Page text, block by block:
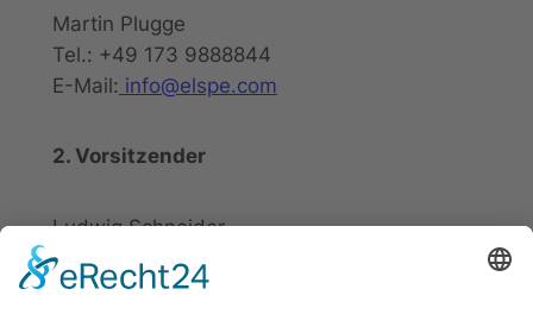
Martin Plugge
Tel.: +49 173 9888844
E-Mail: info@elspe.com
2. Vorsitzender
Ludwig Schneider
Tel.: +49 2721 20800
E-Mail:info@elspe.com